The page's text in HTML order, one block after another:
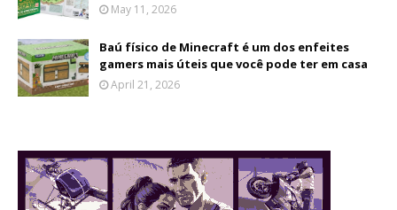
May 11, 2026
Baú físico de Minecraft é um dos enfeites
gamers mais úteis que você pode ter em casa
April 21, 2026